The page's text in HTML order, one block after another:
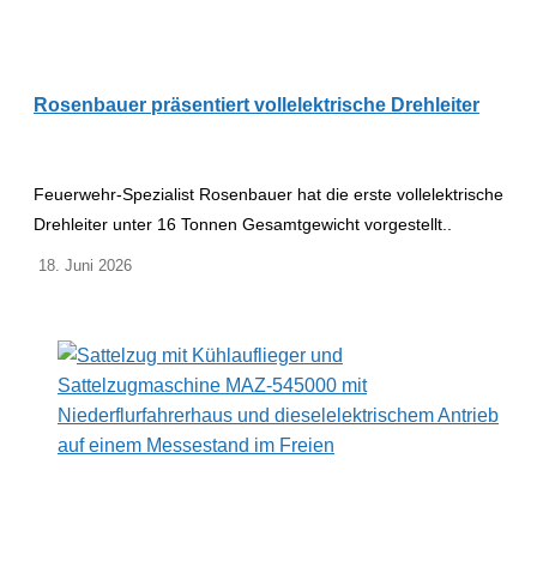
Rosenbauer präsentiert vollelektrische Drehleiter
Feuerwehr-Spezialist Rosenbauer hat die erste vollelektrische
Drehleiter unter 16 Tonnen Gesamtgewicht vorgestellt..
18. Juni 2026